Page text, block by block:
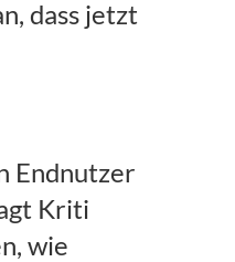
dass jetzt
Endnutzer
Kriti
wie